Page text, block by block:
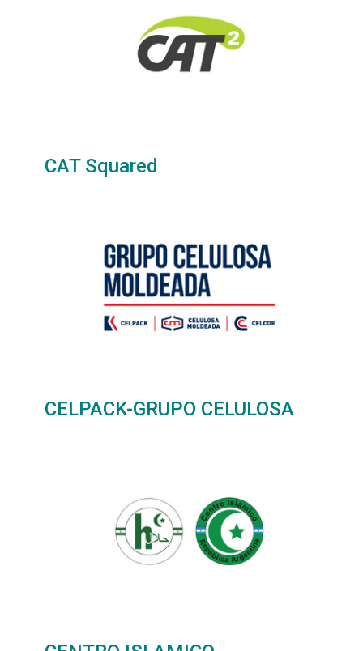
CAT Squared
CELPACK-GRUPO CELULOSA